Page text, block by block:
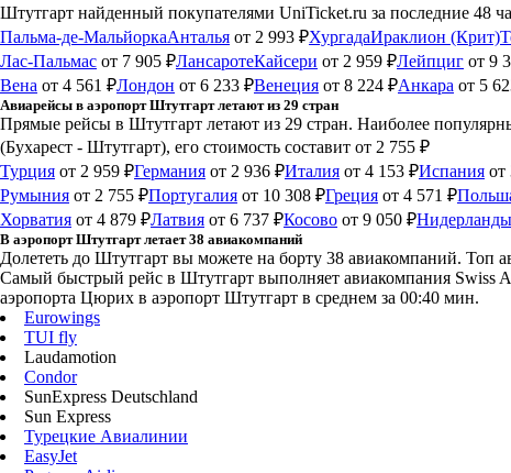
Штутгарт найденный покупателями UniTicket.ru за последние 48
Пальма-де-МальйоркаАнталья от 2 993 ₽ХургадаИраклион (Крит)
Лас-Пальмас от 7 905 ₽ЛансаротеКайсери от 2 959 ₽Лейпциг от 9
Вена от 4 561 ₽Лондон от 6 233 ₽Венеция от 8 224 ₽Анкара от 5
Авиарейсы в аэропорт Штутгарт летают из 29 стран
Прямые рейсы в Штутгарт летают из 29 стран. Наиболее
(Бухарест - Штутгарт), его стоимость составит от 2 755 ₽
Турция от 2 959 ₽Германия от 2 936 ₽Италия от 4 153 ₽Испания от
Румыния от 2 755 ₽Португалия от 10 308 ₽Греция от 4 571 ₽
Хорватия от 4 879 ₽Латвия от 6 737 ₽Косово от 9 050 ₽Нидерланды
В аэропорт Штутгарт летает 38 авиакомпаний
Долететь до Штутгарт вы можете на борту 38 авиакомпаний. Топ
Самый быстрый рейс в Штутгарт выполняет авиакомпания Swiss
аэропорта Цюрих в аэропорт Штутгарт в среднем за 00:40 мин.
Eurowings
TUI fly
Laudamotion
Condor
SunExpress Deutschland
Sun Express
Турецкие Авиалинии
EasyJet